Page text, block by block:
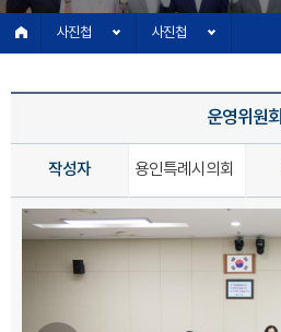
사진첩 사진첩
운영위원회
작성자 용인특례시의회